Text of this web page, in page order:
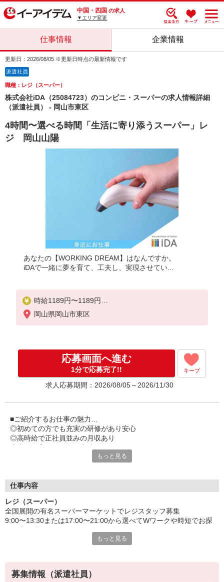
中国・四国 の求人
▼エリア変更
仕事情報 企業情報
更新日：2026/08/05 ※更新日時点の最新情報です
派遣社員
職種：レジ（スーパー）
株式会社iDA（25084723）のコンビニ・スーパーの求人情報詳細
（派遣社員） - 岡山市東区
4時間〜選べる時間「生活に寄り添うスーパー」レ
ジ 岡山山陽
あなたの【WORKING DREAM】はなんですか。
iDAで一緒に夢を育て、工夫し、実現させてい...
時給1189円〜1189円
経験・スキル考慮します
※スマホでかんたんに前払いで給与が受け取れます
料駐車場あり
岡山県岡山市東区
応募画面へ進む
1分で応募完了!! キープ
求人応募期間：2026/08/05～2026/11/30
■ご紹介するお仕事の魅力…
◎初めての方でも充実の研修があり安心
◎高時給で正社員並みの月収あり
＼一人ひとりの働く想いと向き合う／
ファッション業界を中心に
スーパー・ドラッグストア・家電量販店
など販売系のお仕事も紹介しています。
まずはあなたの職種や勤務地、働き方など
ご希望をお聞かせくださいね。
もっと見る
仕事内容
レジ（スーパー）
全国展開の有名スーパーマーケットでレジスタッフ募集
9:00〜13:30または17:00〜21:00から選べてWワークや時短でお探
・両替対応
・レジ周りや買い物かごの清掃、片付け
もっと見る
募集情報（派遣社員）